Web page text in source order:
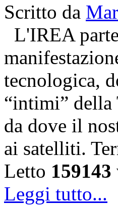
Scritto da
L'IREA
tecnologica,
“intimi” della
da dove il
ai satelliti.
Letto 159143
Leggi tutto...